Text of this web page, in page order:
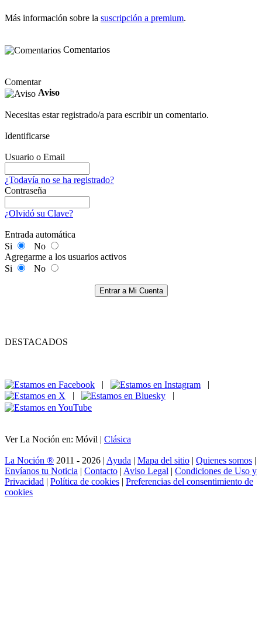
Más información sobre la suscripción a premium.
Comentarios
Comentar
Aviso
Necesitas estar registrado/a para escribir un comentario.
Identificarse
Usuario o Email
¿Todavía no se ha registrado?
Contraseña
¿Olvidó su Clave?
Entrada automática
Si
No
Agregarme a los usuarios activos
Si
No
Entrar a Mi Cuenta
DESTACADOS
|
|
|
|
Ver La Noción en: Móvil | Clásica
La Noción ® 2011 - 2026 | Ayuda | Mapa del sitio | Quienes somos |
Envíanos tu Noticia | Contacto | Aviso Legal | Condiciones de Uso y
Privacidad | Política de cookies | Preferencias del consentimiento de
cookies